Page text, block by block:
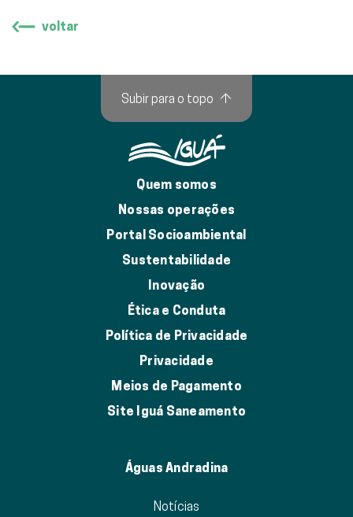
voltar
Quem somos
Nossas operações
Portal Socioambiental
Sustentabilidade
Inovação
Ética e Conduta
Política de Privacidade
Privacidade
Meios de Pagamento
Site Iguá Saneamento
Águas Andradina
Notícias
Subir para o topo ↑